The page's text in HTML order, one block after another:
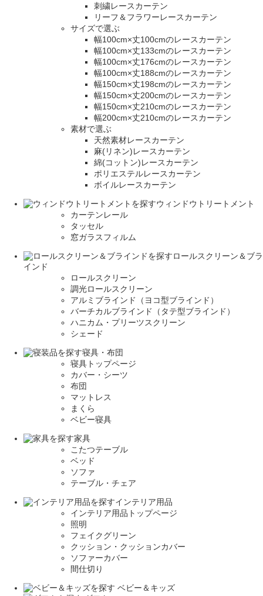
刺繍レースカーテン
リーフ＆フラワーレースカーテン
サイズで選ぶ
幅100cm×丈100cmのレースカーテン
幅100cm×丈133cmのレースカーテン
幅100cm×丈176cmのレースカーテン
幅100cm×丈188cmのレースカーテン
幅150cm×丈198cmのレースカーテン
幅150cm×丈200cmのレースカーテン
幅150cm×丈210cmのレースカーテン
幅200cm×丈210cmのレースカーテン
素材で選ぶ
天然素材レースカーテン
麻(リネン)レースカーテン
綿(コットン)レースカーテン
ポリエステルレースカーテン
ボイルレースカーテン
ウィンドウトリートメント
カーテンレール
タッセル
窓ガラスフィルム
ロールスクリーン＆ブラ
インド
ロールスクリーン
調光ロールスクリーン
アルミブラインド（ヨコ型ブラインド）
バーチカルブラインド（タテ型ブラインド）
ハニカム・プリーツスクリーン
シェード
寝具・布団
寝具トップページ
カバー・シーツ
布団
マットレス
まくら
ベビー寝具
家具
こたつテーブル
ベッド
ソファ
テーブル・チェア
インテリア用品
インテリア用品トップページ
照明
フェイクグリーン
クッション・クッションカバー
ソファーカバー
間仕切り
ベビー＆キッズ